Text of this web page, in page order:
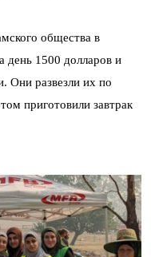
общества в
день 1500 долларов и
Они развезли их по
приготовили завтрак